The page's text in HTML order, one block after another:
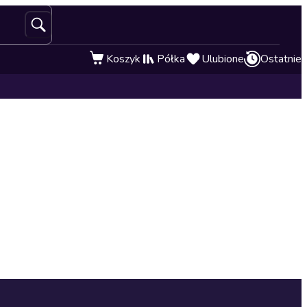
Koszyk Półka Ulubione Ostatnie